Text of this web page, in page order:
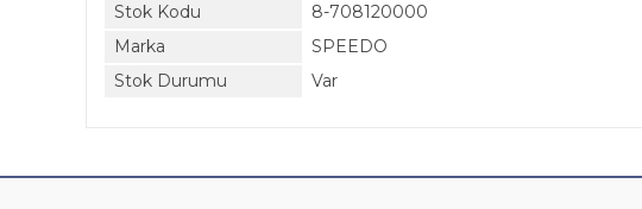
Stok Kodu
8-708120000
Marka
SPEEDO
Stok Durumu
Var